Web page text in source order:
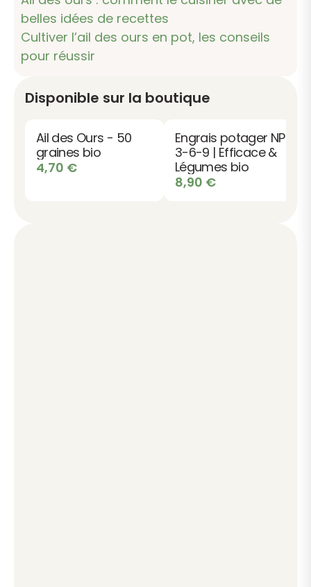
belles idées de recettes
Cultiver l’ail des ours en pot, les conseils
pour réussir
Disponible sur la boutique
Ail des Ours - 50
graines bio
4,70 €
Engrais potager NPK
3-6-9 | Efficace &
Légumes bio
8,90 €